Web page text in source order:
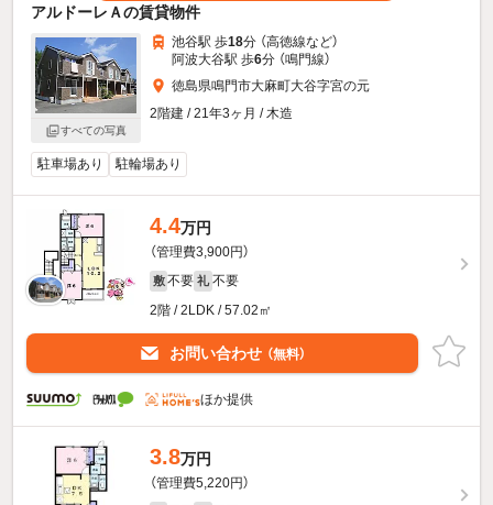
アルドーレＡの賃貸物件
すべての写真
池谷駅 歩18分 （高徳線など）
阿波大谷駅 歩6分 （鳴門線）
徳島県鳴門市大麻町大谷字宮の元
2階建 / 21年3ヶ月 / 木造
駐車場あり 駐輪場あり
4.4万円
（管理費3,900円）
敷 不要 礼 不要
2階 / 2LDK / 57.02㎡
お問い合わせ （無料）
ほか提供
3.8万円
（管理費5,220円）